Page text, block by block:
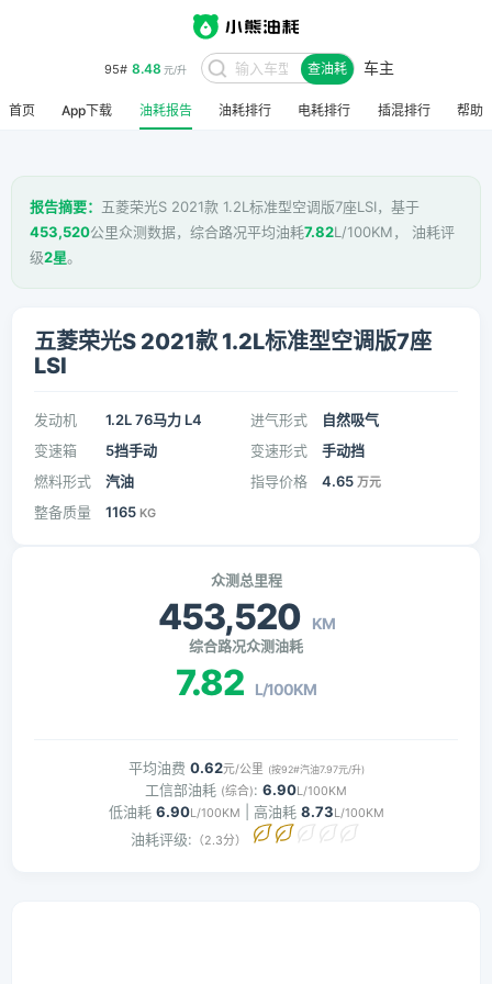
95# 8.48 元/升 查油耗 车主
首页 App下载 油耗报告 油耗排行 电耗排行 插混排行 帮助
报告摘要： 五菱荣光S 2021款 1.2L标准型空调版7座LSI，基于
453,520公里众测数据，综合路况平均油耗7.82L/100KM， 油耗评
级2星。
五菱荣光S 2021款 1.2L标准型空调版7座
LSI
发动机 1.2L 76马力 L4 进气形式
自然吸气
变速箱
5挡手动 变速形式
手动挡
燃料形式
汽油 指导价格 4.65 万元
整备质量 1165 KG
众测总里程
453,520 KM
综合路况众测油耗
7.82 L/100KM
平均油费 0.62元/公里 (按92#汽油7.97元/升)
工信部油耗 (综合): 6.90L/100KM
低油耗 6.90L/100KM | 高油耗 8.73L/100KM
油耗评级: （2.3分）